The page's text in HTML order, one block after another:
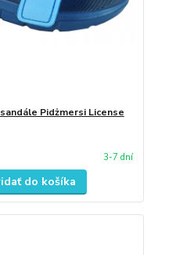
Pidżmersi License
3-7 dní
do košíka